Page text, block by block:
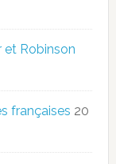
et Robinson
françaises 20